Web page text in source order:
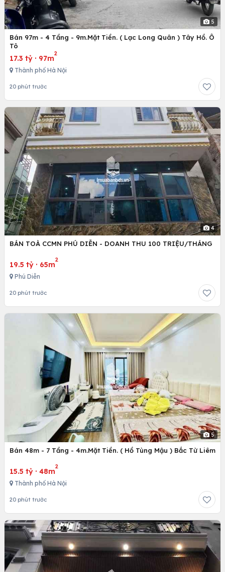
5
Bán 97m - 4 Tầng - 9m.Mặt Tiền. ( Lạc Long Quân ) Tây Hồ. Ô
Tô
17.3 tỷ · 97m
2
Thành phố Hà Nội
20 phút trước
4
BÁN TOÀ CCMN PHÚ DIỄN - DOANH THU 100 TRIỆU/THÁNG
19.5 tỷ · 65m
2
Phú Diễn
20 phút trước
5
Bán 48m - 7 Tầng - 4m.Mặt Tiền. ( Hồ Tùng Mậu ) Bắc Từ Liêm
15.5 tỷ · 48m
2
Thành phố Hà Nội
20 phút trước